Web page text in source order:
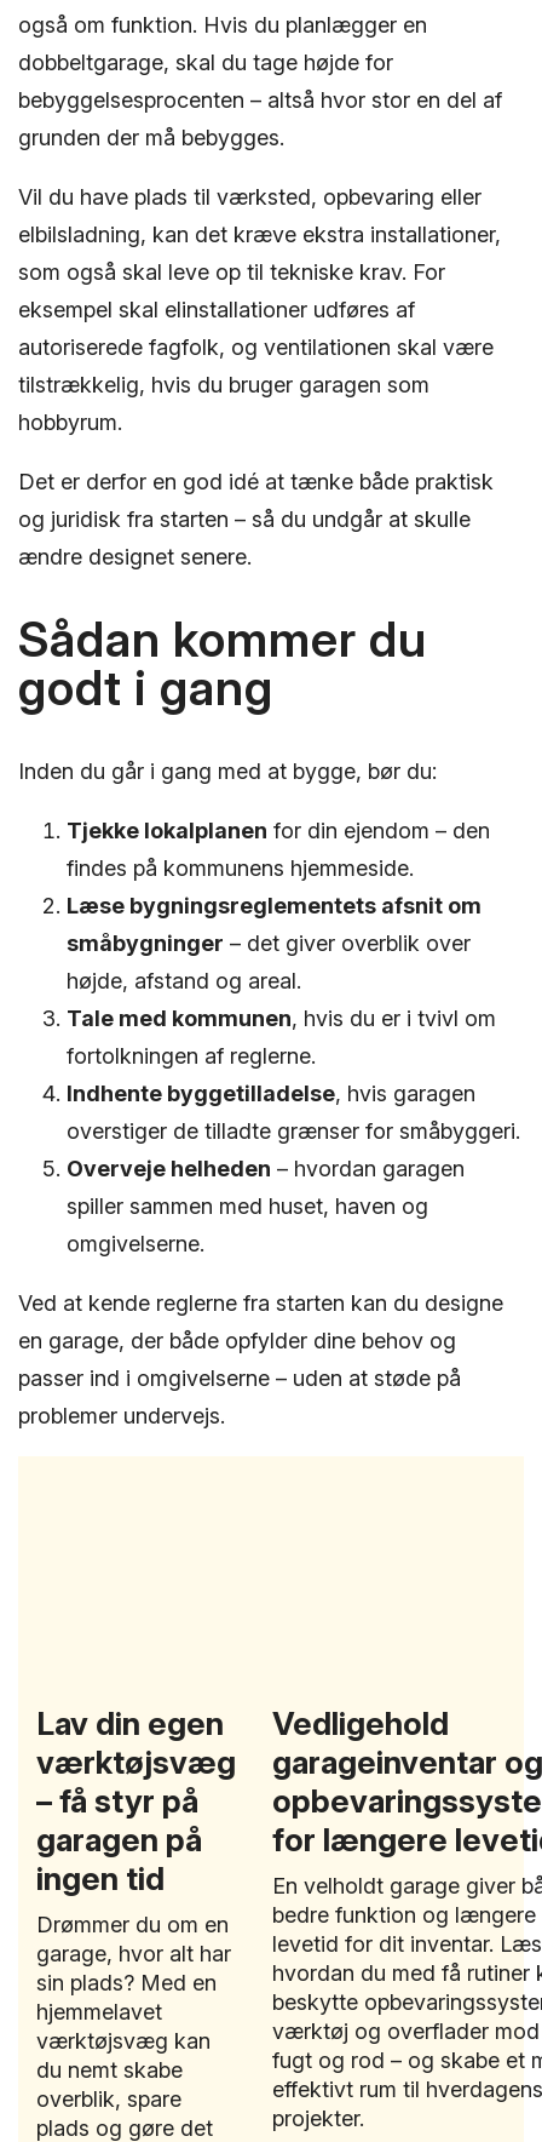
også om funktion. Hvis du planlægger en
dobbeltgarage, skal du tage højde for
bebyggelsesprocenten – altså hvor stor en del af
grunden der må bebygges.
Vil du have plads til værksted, opbevaring eller
elbilsladning, kan det kræve ekstra installationer,
som også skal leve op til tekniske krav. For
eksempel skal elinstallationer udføres af
autoriserede fagfolk, og ventilationen skal være
tilstrækkelig, hvis du bruger garagen som
hobbyrum.
Det er derfor en god idé at tænke både praktisk
og juridisk fra starten – så du undgår at skulle
ændre designet senere.
Sådan kommer du
godt i gang
Inden du går i gang med at bygge, bør du:
Tjekke lokalplanen for din ejendom – den
findes på kommunens hjemmeside.
Læse bygningsreglementets afsnit om
småbygninger – det giver overblik over
højde, afstand og areal.
Tale med kommunen, hvis du er i tvivl om
fortolkningen af reglerne.
Indhente byggetilladelse, hvis garagen
overstiger de tilladte grænser for småbyggeri.
Overveje helheden – hvordan garagen
spiller sammen med huset, haven og
omgivelserne.
Ved at kende reglerne fra starten kan du designe
en garage, der både opfylder dine behov og
passer ind i omgivelserne – uden at støde på
problemer undervejs.
Lav din egen
værktøjsvæg
– få styr på
garagen på
ingen tid
Drømmer du om en
garage, hvor alt har
sin plads? Med en
hjemmelavet
værktøjsvæg kan
du nemt skabe
overblik, spare
plads og gøre det
Vedligehold
garageinventar og
for længere
En velholdt garage giver
bedre funktion og længere
levetid for dit inventar.
hvordan du med få rutiner
beskytte
værktøj og overflader
fugt og rod – og skabe et
effektivt rum til hverdagens
projekter.